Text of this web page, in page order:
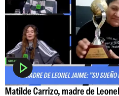
Matilde Carrizo, madre de